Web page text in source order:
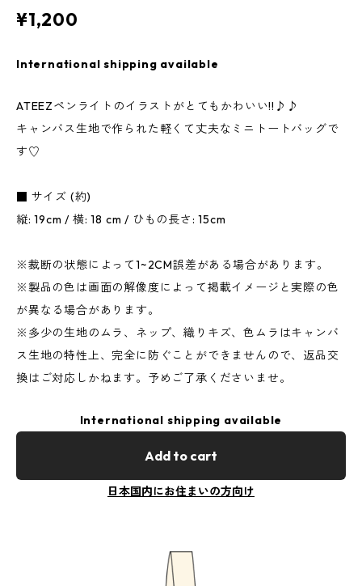
¥1,200
International shipping available
ATEEZペンライトのイラストがとてもかわいい!!♪♪
キャンバス生地で作られた軽くて丈夫なミニトートバッグで
す♡
■ サイズ (約)
縦: 19cm / 横: 18 cm / ひもの長さ: 15cm
※裁断の状態によって1~2CM誤差がある場合があります。
※製品の色は画面の解像度によって掲載イメージと実際の色
が異なる場合があります。
※多少の生地のムラ、ネップ、織りキズ、色ムラはキャンバ
ス生地の特性上、完全に防ぐことができませんので、返品交
換はご対応しかねます。予めご了承くださいませ。
International shipping available
Add to cart
日本国内にお住まいの方向け